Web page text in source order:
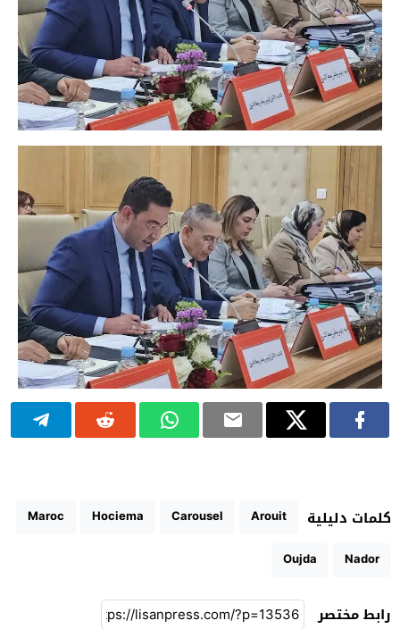
كلمات دليلية Arouit
Carousel
Hociema
Maroc
Nador
Oujda
رابط مختصر